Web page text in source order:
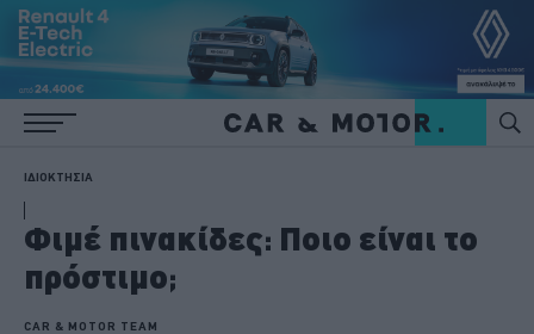
ΙΔΙΟΚΤΗΣΙΑ
Φιμέ πινακίδες: Ποιο είναι το
πρόστιμο;
CAR & MOTOR TEAM